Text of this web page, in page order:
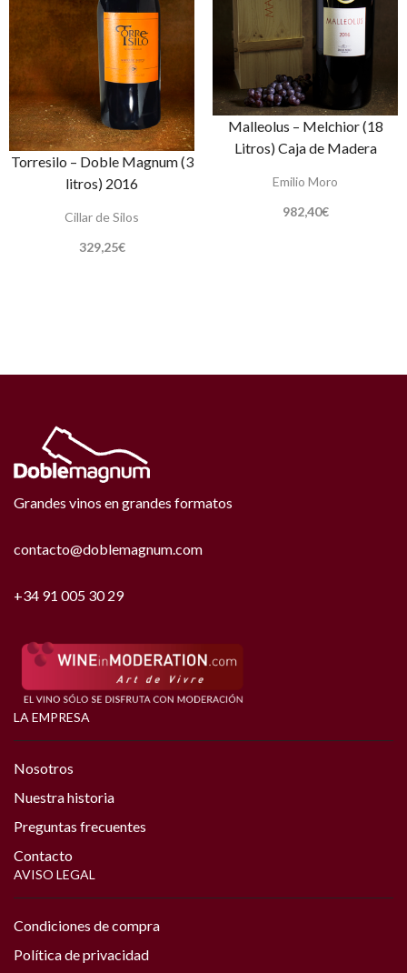
Torresilo – Doble Magnum (3
litros) 2016
Cillar de Silos
329,25€
Malleolus – Melchior (18
Litros) Caja de Madera
Emilio Moro
982,40€
Grandes vinos en grandes formatos
contacto@doblemagnum.com
+34 91 005 30 29
LA EMPRESA
Nosotros
Nuestra historia
Preguntas frecuentes
Contacto
AVISO LEGAL
Condiciones de compra
Política de privacidad